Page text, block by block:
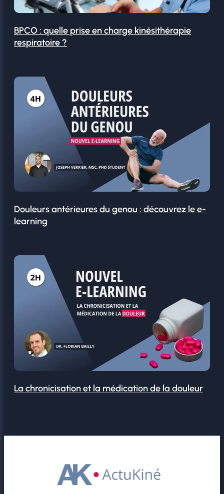
BPCO : quelle prise en charge kinésithérapie
respiratoire ?
Douleurs antérieures du genou : découvrez le e-
learning
La chronicisation et la médication de la douleur